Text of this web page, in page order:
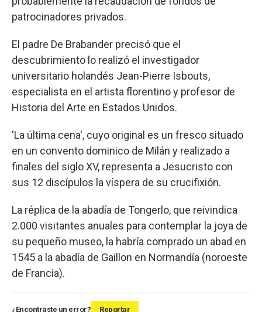
patrocinadores privados.
El padre De Brabander precisó que el
descubrimiento lo realizó el investigador
universitario holandés Jean-Pierre Isbouts,
especialista en el artista florentino y profesor de
Historia del Arte en Estados Unidos.
'La última cena', cuyo original es un fresco situado
en un convento dominico de Milán y realizado a
finales del siglo XV, representa a Jesucristo con
sus 12 discípulos la víspera de su crucifixión.
La réplica de la abadía de Tongerlo, que reivindica
2.000 visitantes anuales para contemplar la joya de
su pequeño museo, la habría comprado un abad en
1545 a la abadía de Gaillon en Normandía (noroeste
de Francia).
¿Encontraste un error? Reportar